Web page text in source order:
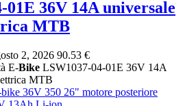
01E 36V 14A universale
MTB
2, 2026 90.53 €
E-Bike LSW1037-04-01E 36V 14A
MTB